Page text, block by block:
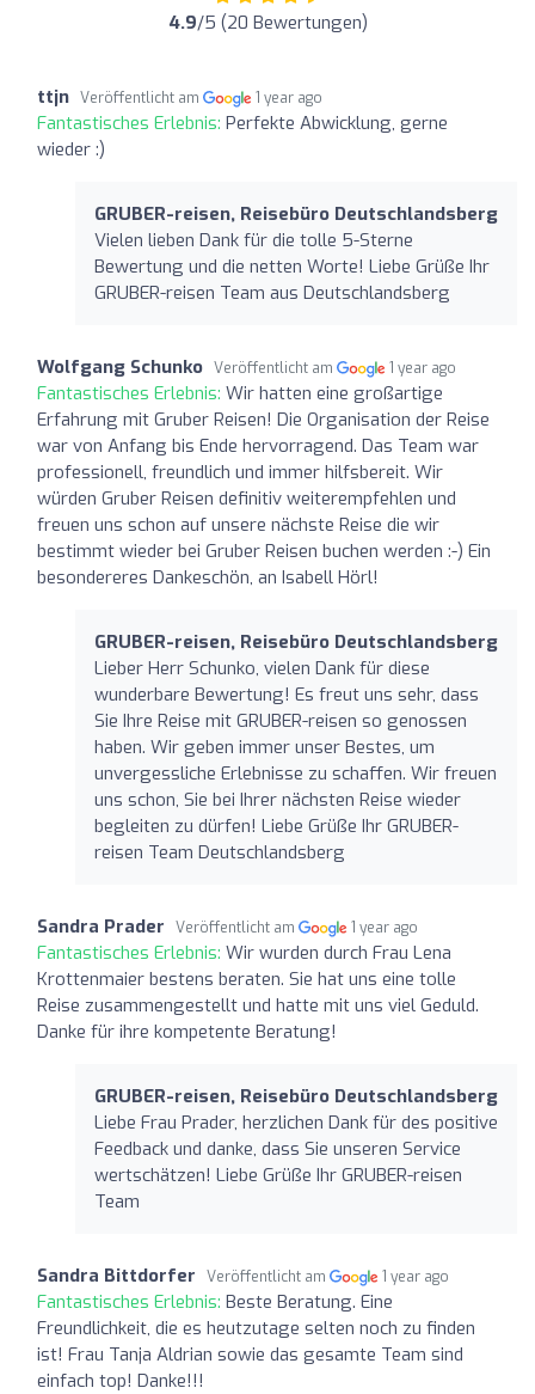
4.9/5 (20 Bewertungen)
ttjn Veröffentlicht am 1 year ago
Fantastisches Erlebnis: Perfekte Abwicklung, gerne
wieder :)
GRUBER-reisen, Reisebüro Deutschlandsberg
Vielen lieben Dank für die tolle 5-Sterne
Bewertung und die netten Worte! Liebe Grüße Ihr
GRUBER-reisen Team aus Deutschlandsberg
Wolfgang Schunko Veröffentlicht am 1 year ago
Fantastisches Erlebnis: Wir hatten eine großartige
Erfahrung mit Gruber Reisen! Die Organisation der Reise
war von Anfang bis Ende hervorragend. Das Team war
professionell, freundlich und immer hilfsbereit. Wir
würden Gruber Reisen definitiv weiterempfehlen und
freuen uns schon auf unsere nächste Reise die wir
bestimmt wieder bei Gruber Reisen buchen werden :-) Ein
besondereres Dankeschön, an Isabell Hörl!
GRUBER-reisen, Reisebüro Deutschlandsberg
Lieber Herr Schunko, vielen Dank für diese
wunderbare Bewertung! Es freut uns sehr, dass
Sie Ihre Reise mit GRUBER-reisen so genossen
haben. Wir geben immer unser Bestes, um
unvergessliche Erlebnisse zu schaffen. Wir freuen
uns schon, Sie bei Ihrer nächsten Reise wieder
begleiten zu dürfen! Liebe Grüße Ihr GRUBER-
reisen Team Deutschlandsberg
Sandra Prader Veröffentlicht am 1 year ago
Fantastisches Erlebnis: Wir wurden durch Frau Lena
Krottenmaier bestens beraten. Sie hat uns eine tolle
Reise zusammengestellt und hatte mit uns viel Geduld.
Danke für ihre kompetente Beratung!
GRUBER-reisen, Reisebüro Deutschlandsberg
Liebe Frau Prader, herzlichen Dank für des positive
Feedback und danke, dass Sie unseren Service
wertschätzen! Liebe Grüße Ihr GRUBER-reisen
Team
Sandra Bittdorfer Veröffentlicht am 1 year ago
Fantastisches Erlebnis: Beste Beratung. Eine
Freundlichkeit, die es heutzutage selten noch zu finden
ist! Frau Tanja Aldrian sowie das gesamte Team sind
einfach top! Danke!!!